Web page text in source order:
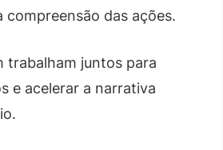
compreensão das ações.
trabalham juntos para
e acelerar a narrativa